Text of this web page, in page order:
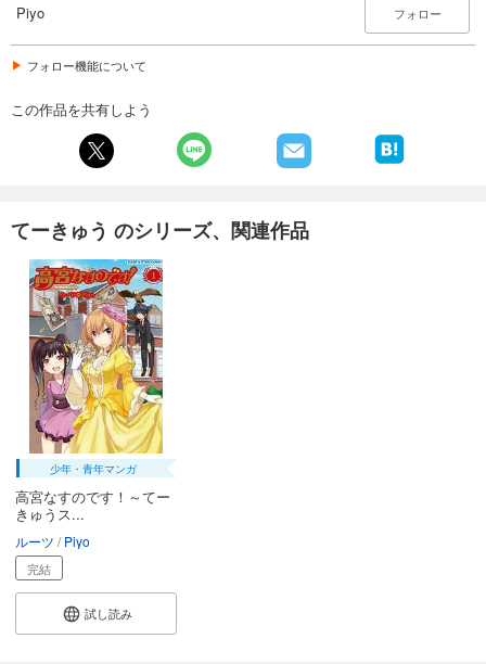
Piyo フォロー
フォロー機能について
この作品を共有しよう
てーきゅう のシリーズ、関連作品
少年・青年マンガ
高宮なすのです！～てー
きゅうス...
ルーツ Piyo
完結
試し読み